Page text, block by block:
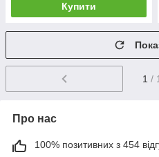
Купити
1 /
Про нас
100% позитивних з 454